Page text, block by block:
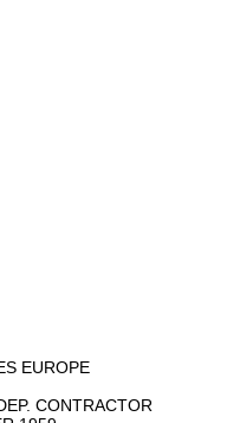
EUROPE
CONTRACTOR